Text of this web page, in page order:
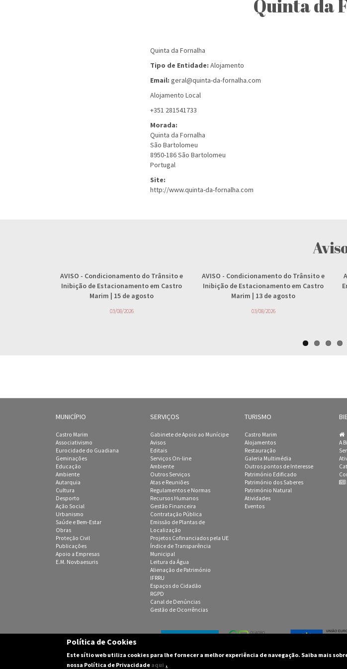
Quinta da
Quinta da Fornalha
Tipo de Entidade: Alojamento
Email: geral@quinta-da-fornalha.com
Alojamento Local
+351 281541733
Morada:
Quinta da Fornalha
São Bartolomeu
8950-186São Bartolomeu
Portugal
Site:
http://www.quinta-da-fornalha.com
AVISO - Condicionamento do Trânsito e
Inibição de Estacionamento em Castro
Marim | 15 de agosto
03/08/2026
AVISO - Condicionamento do Trânsito e
Inibição de Estacionamento em Castro
Marim | 13 de agosto
03/08/2026
MUNICÍPIO
Castro Marim
Associativismo
Eurocidade do Guadiana
Geminações
Educação
Ambiente
Autarquia
Cultura
Desporto
Ação Social
Urbanismo
Saúde e Bem-Estar
Obras
Proteção Civil
Publicações
Apoio a Empresas
E.M. Novbaesuris
SERVIÇOS
Gabinete de Apoio ao Munícipe
Avisos
Editais
Serviços On-line
Ambiente
Outros Serviços
Atas e Reuniões
Regulamentos e Normas
Recursos Humanos
Gestão Financeira
Contratação Pública
Emissão de Plantas de
Localização
Projetos Cofinanciados pela UE
Índice de Transparência
Municipal
Leitura da Água
Alienação de Património
IFRRU
Espaços do Cidadão
RGPD
Canal de Denúncias
Gestão de Ocorrências
TURISMO
Castro Marim
Alojamentos
Restauração
Galeria Multimédia
Outros pontos de Interesse
Património Edificado
Património dos Saberes
Património Natural
Atividades
Eventos
A
(C) 2003-2016 Câmara Municipal de Castro Marim - Todos os direitos
Política de Cookies
Este sítio web utiliza cookies para lhe fornecer a melhor experiência de navegação. Saiba mais
nossa Política de Privacidade aqui .